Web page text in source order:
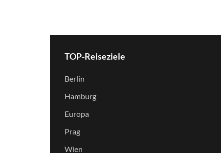
TOP-Reiseziele
Berlin
Hamburg
Europa
Prag
Wien